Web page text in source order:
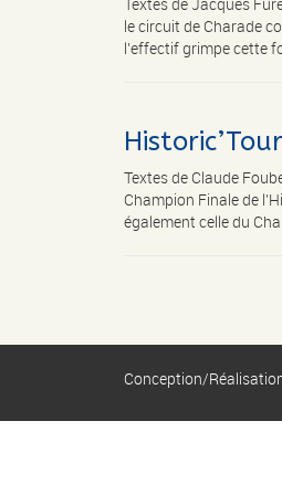
le circuit de Charade
l’effectif grimpe cette
Textes de Claude
Champion Finale de
également celle du
Conception/